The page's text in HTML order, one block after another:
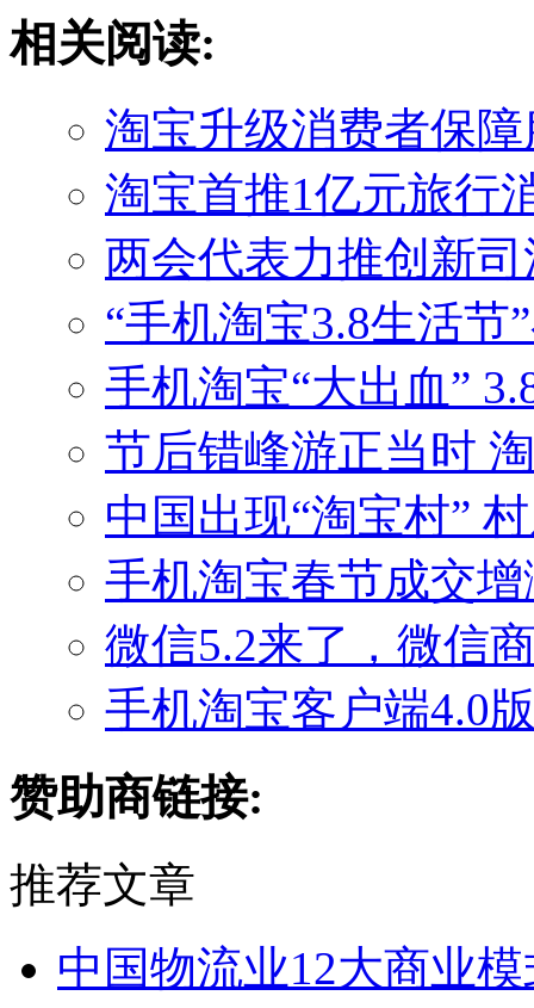
相关阅读:
淘宝升级消费者保
淘宝首推1亿元旅行
两会代表力推创新
“手机淘宝3.8生活节
手机淘宝“大出血”
节后错峰游正当时
中国出现“淘宝村”
手机淘宝春节成交
微信5.2来了，微信
手机淘宝客户端4.0
赞助商链接:
推荐文章
中国物流业12大商业